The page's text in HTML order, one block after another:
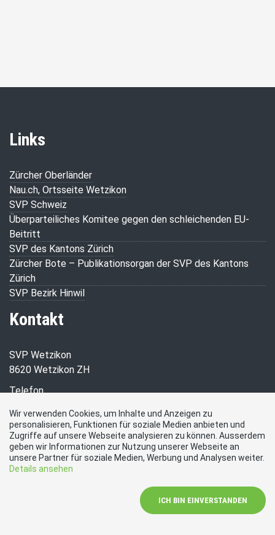
Links
Zürcher Oberländer
Nau.ch, Ortsseite Wetzikon
SVP Schweiz
Überparteiliches Komitee gegen den schleichenden EU-
Beitritt
SVP des Kantons Zürich
Zürcher Bote – Publikationsorgan der SVP des Kantons
Zürich
SVP Bezirk Hinwil
Kontakt
SVP Wetzikon
8620 Wetzikon ZH
Telefon
E-Mail
r.mueri@svp-wetzikon.ch
Social Media
Wir verwenden Cookies, um Inhalte und Anzeigen zu
personalisieren, Funktionen für soziale Medien anbieten und
Zugriffe auf unsere Webseite analysieren zu können. Ausserdem
geben wir Informationen zur Nutzung unserer Webseite an
unsere Partner für soziale Medien, Werbung und Analysen weiter.
Details ansehen
ICH BIN EINVERSTANDEN